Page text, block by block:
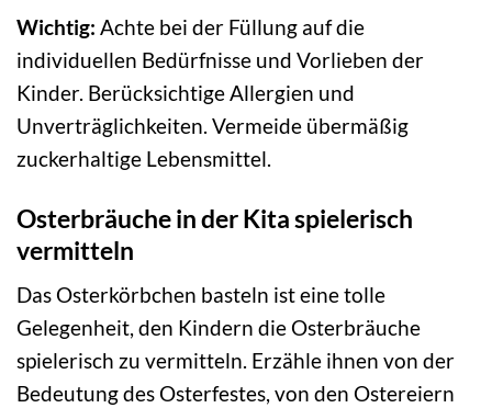
Wichtig: Achte bei der Füllung auf die
individuellen Bedürfnisse und Vorlieben der
Kinder. Berücksichtige Allergien und
Unverträglichkeiten. Vermeide übermäßig
zuckerhaltige Lebensmittel.
Osterbräuche in der Kita spielerisch
vermitteln
Das Osterkörbchen basteln ist eine tolle
Gelegenheit, den Kindern die Osterbräuche
spielerisch zu vermitteln. Erzähle ihnen von der
Bedeutung des Osterfestes, von den Ostereiern